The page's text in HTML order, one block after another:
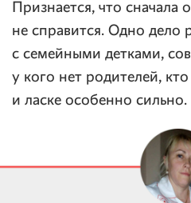
Признается, что сначала
не справится. Одно дело
с семейными детками,
у кого нет родителей,
и ласке особенно сильно.